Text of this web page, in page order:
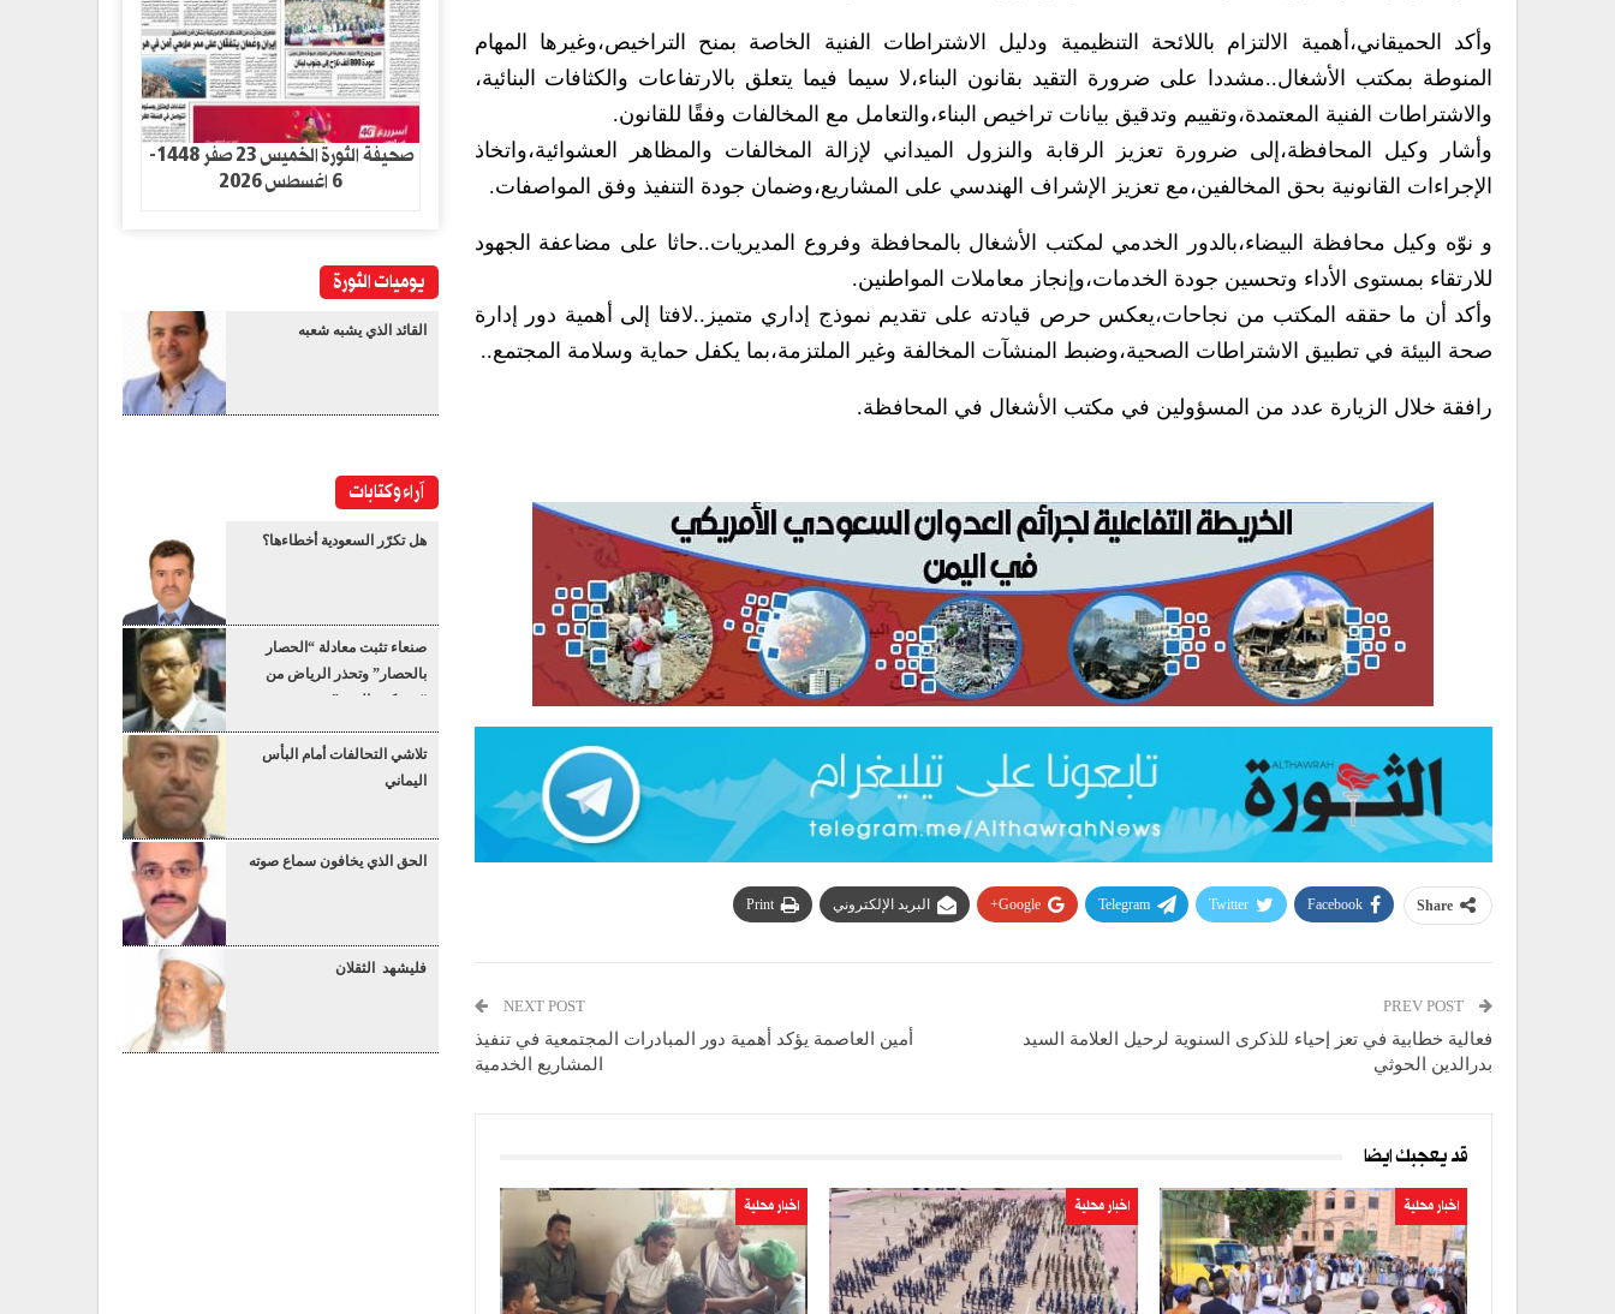
وأكد الحميقاني،أهمية الالتزام باللائحة التنظيمية ودليل الاشتراطات الفنية الخاصة بمنح التراخيص،وغيرها المهام
المنوطة بمكتب الأشغال..مشددا على ضرورة التقيد بقانون البناء،لا سيما فيما يتعلق بالارتفاعات والكثافات البنائية،
والاشتراطات الفنية المعتمدة،وتقييم وتدقيق بيانات تراخيص البناء،والتعامل مع المخالفات وفقًا للقانون.
وأشار وكيل المحافظة،إلى ضرورة تعزيز الرقابة والنزول الميداني لإزالة المخالفات والمظاهر العشوائية،واتخاذ
الإجراءات القانونية بحق المخالفين،مع تعزيز الإشراف الهندسي على المشاريع،وضمان جودة التنفيذ وفق المواصفات.
و نوّه وكيل محافظة البيضاء،بالدور الخدمي لمكتب الأشغال بالمحافظة وفروع المديريات..حاثا على مضاعفة الجهود
للارتقاء بمستوى الأداء وتحسين جودة الخدمات،وإنجاز معاملات المواطنين.
وأكد أن ما حققه المكتب من نجاحات،يعكس حرص قيادته على تقديم نموذج إداري متميز..لافتا إلى أهمية دور إدارة
صحة البيئة في تطبيق الاشتراطات الصحية،وضبط المنشآت المخالفة وغير الملتزمة،بما يكفل حماية وسلامة المجتمع..
رافقة خلال الزيارة عدد من المسؤولين في مكتب الأشغال في المحافظة.
Share
Facebook
Twitter
Telegram
Google+ البريد الإلكتروني Print
فعالية خطابية في تعز إحياء للذكرى السنوية لرحيل العلامة السيد
بدرالدين الحوثي
NEXT POST
أمين العاصمة يؤكد أهمية دور المبادرات المجتمعية في تنفيذ
المشاريع الخدمية
قد يعجبك ايضا
اخبار محلية اخبار محلية اخبار محلية
صحيفة الثورة الخميس 23 صفر 1448-
6 اغسطس 2026
يوميات الثورة
القائد الذي يشبه شعبه
آراء وكتابات
هل تكرّر السعودية أخطاءها؟
صنعاء تثبت معادلة “الحصار
بالحصار” وتحذر الرياض من
“عسكرة البحر”
تلاشي التحالفات أمام البأس
اليماني
الحق الذي يخافون سماع صوته
فليشهد الثقلان